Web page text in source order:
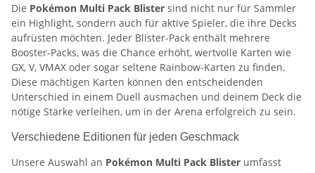
Die Pokémon Multi Pack Blister sind nicht nur für Sammler
ein Highlight, sondern auch für aktive Spieler, die ihre Decks
aufrüsten möchten. Jeder Blister-Pack enthält mehrere
Booster-Packs, was die Chance erhöht, wertvolle Karten wie
GX, V, VMAX oder sogar seltene Rainbow-Karten zu finden.
Diese mächtigen Karten können den entscheidenden
Unterschied in einem Duell ausmachen und deinem Deck die
nötige Stärke verleihen, um in der Arena erfolgreich zu sein.
Verschiedene Editionen für jeden Geschmack
Unsere Auswahl an Pokémon Multi Pack Blister umfasst